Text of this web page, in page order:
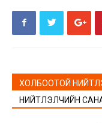
ХОЛБООТОЙ
НИЙТЛЭЛЧИЙН